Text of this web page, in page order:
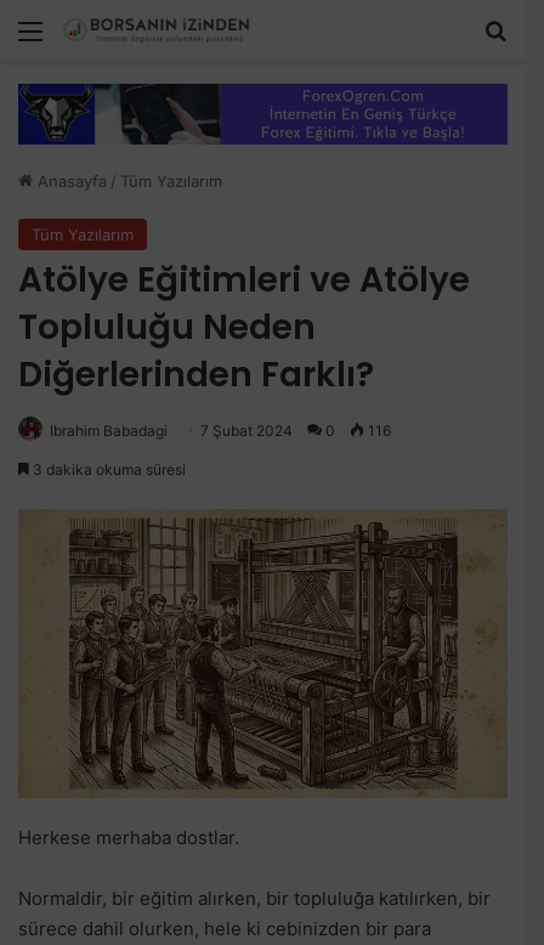
Menü
Anasayfa / Tüm Yazılarım
Tüm Yazılarım
Atölye Eğitimleri ve Atölye
Topluluğu Neden
Diğerlerinden Farklı?
Ibrahim Babadagi 7 Şubat 2024 0 116
3 dakika okuma süresi
Herkese merhaba dostlar.
Normaldir, bir eğitim alırken, bir topluluğa katılırken, bir
sürece dahil olurken, hele ki cebinizden bir para